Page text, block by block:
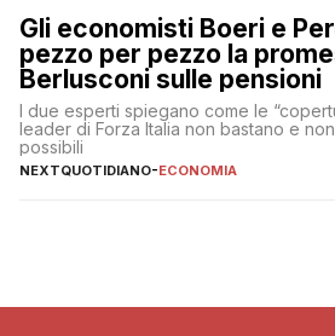
Gli economisti Boeri e
pezzo per pezzo la
Berlusconi sulle pensioni
I due esperti spiegano come le
leader di Forza Italia non bastano e
possibili
NEXTQUOTIDIANO-ECONOMIA